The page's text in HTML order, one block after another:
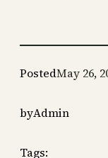
PostedMay 26,
byAdmin
Tags: